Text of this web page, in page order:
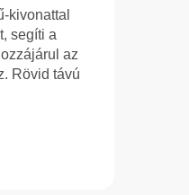
kivonattal
segíti a
az
Rövid távú